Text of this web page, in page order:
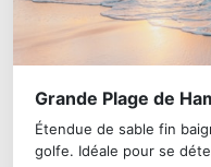
Grande Plage de
Étendue de sable fin
golfe. Idéale pour se